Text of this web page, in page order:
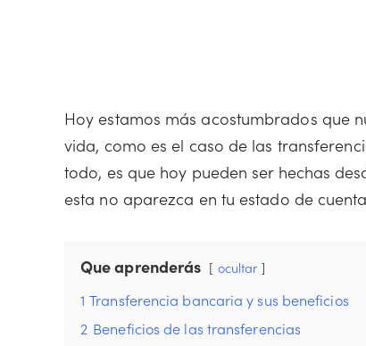
Hoy estamos más acostumbrados que
vida, como es el caso de las
todo, es que hoy pueden ser hechas
esta no aparezca en tu estado de
Que aprenderás ocultar
1 Transferencia bancaria y sus beneficios
2 Beneficios de las transferencias